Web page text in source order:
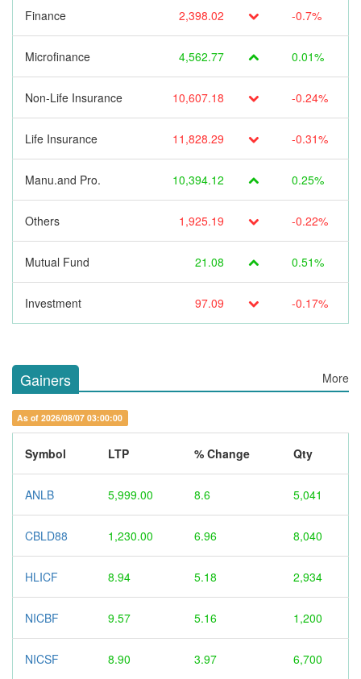
Finance 2,398.02 -0.7%
Microfinance 4,562.77 0.01%
Non-Life Insurance 10,607.18 -0.24%
Life Insurance 11,828.29 -0.31%
Manu.and Pro. 10,394.12 0.25%
Others 1,925.19 -0.22%
Mutual Fund 21.08 0.51%
Investment 97.09 -0.17%
Gainers More
As of 2026/08/07 03:00:00
Symbol LTP % Change Qty
ANLB 5,999.00 8.6 5,041
CBLD88 1,230.00 6.96 8,040
HLICF 8.94 5.18 2,934
NICBF 9.57 5.16 1,200
NICSF 8.90 3.97 6,700